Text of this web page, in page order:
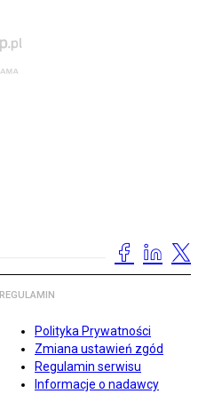
REGULAMIN
Polityka Prywatności
Zmiana ustawień zgód
Regulamin serwisu
Informacje o nadawcy